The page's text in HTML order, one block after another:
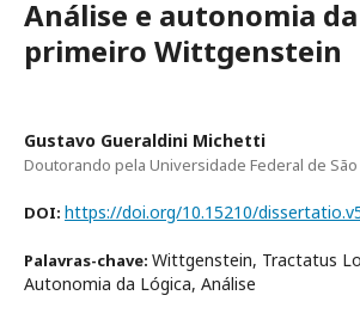
Análise e autonomia
primeiro Wittgenstein
Gustavo Gueraldini Michetti
Doutorando pela Universidade Federal de São
DOI: https://doi.org/10.15210/
Palavras-chave: Wittgenstein, Tractatus
Autonomia da Lógica, Análise